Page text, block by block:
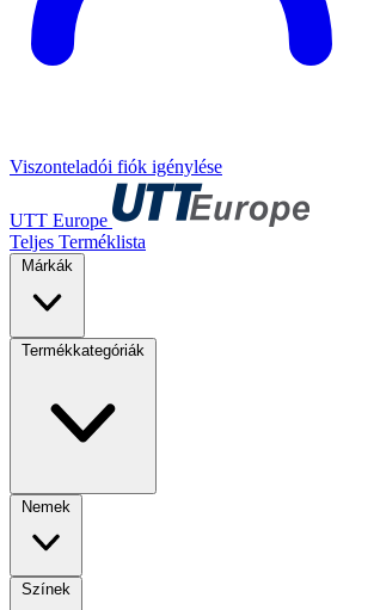
Viszonteladói fiók igénylése
UTT Europe
Teljes Terméklista
Márkák
Termékkategóriák
Nemek
Színek